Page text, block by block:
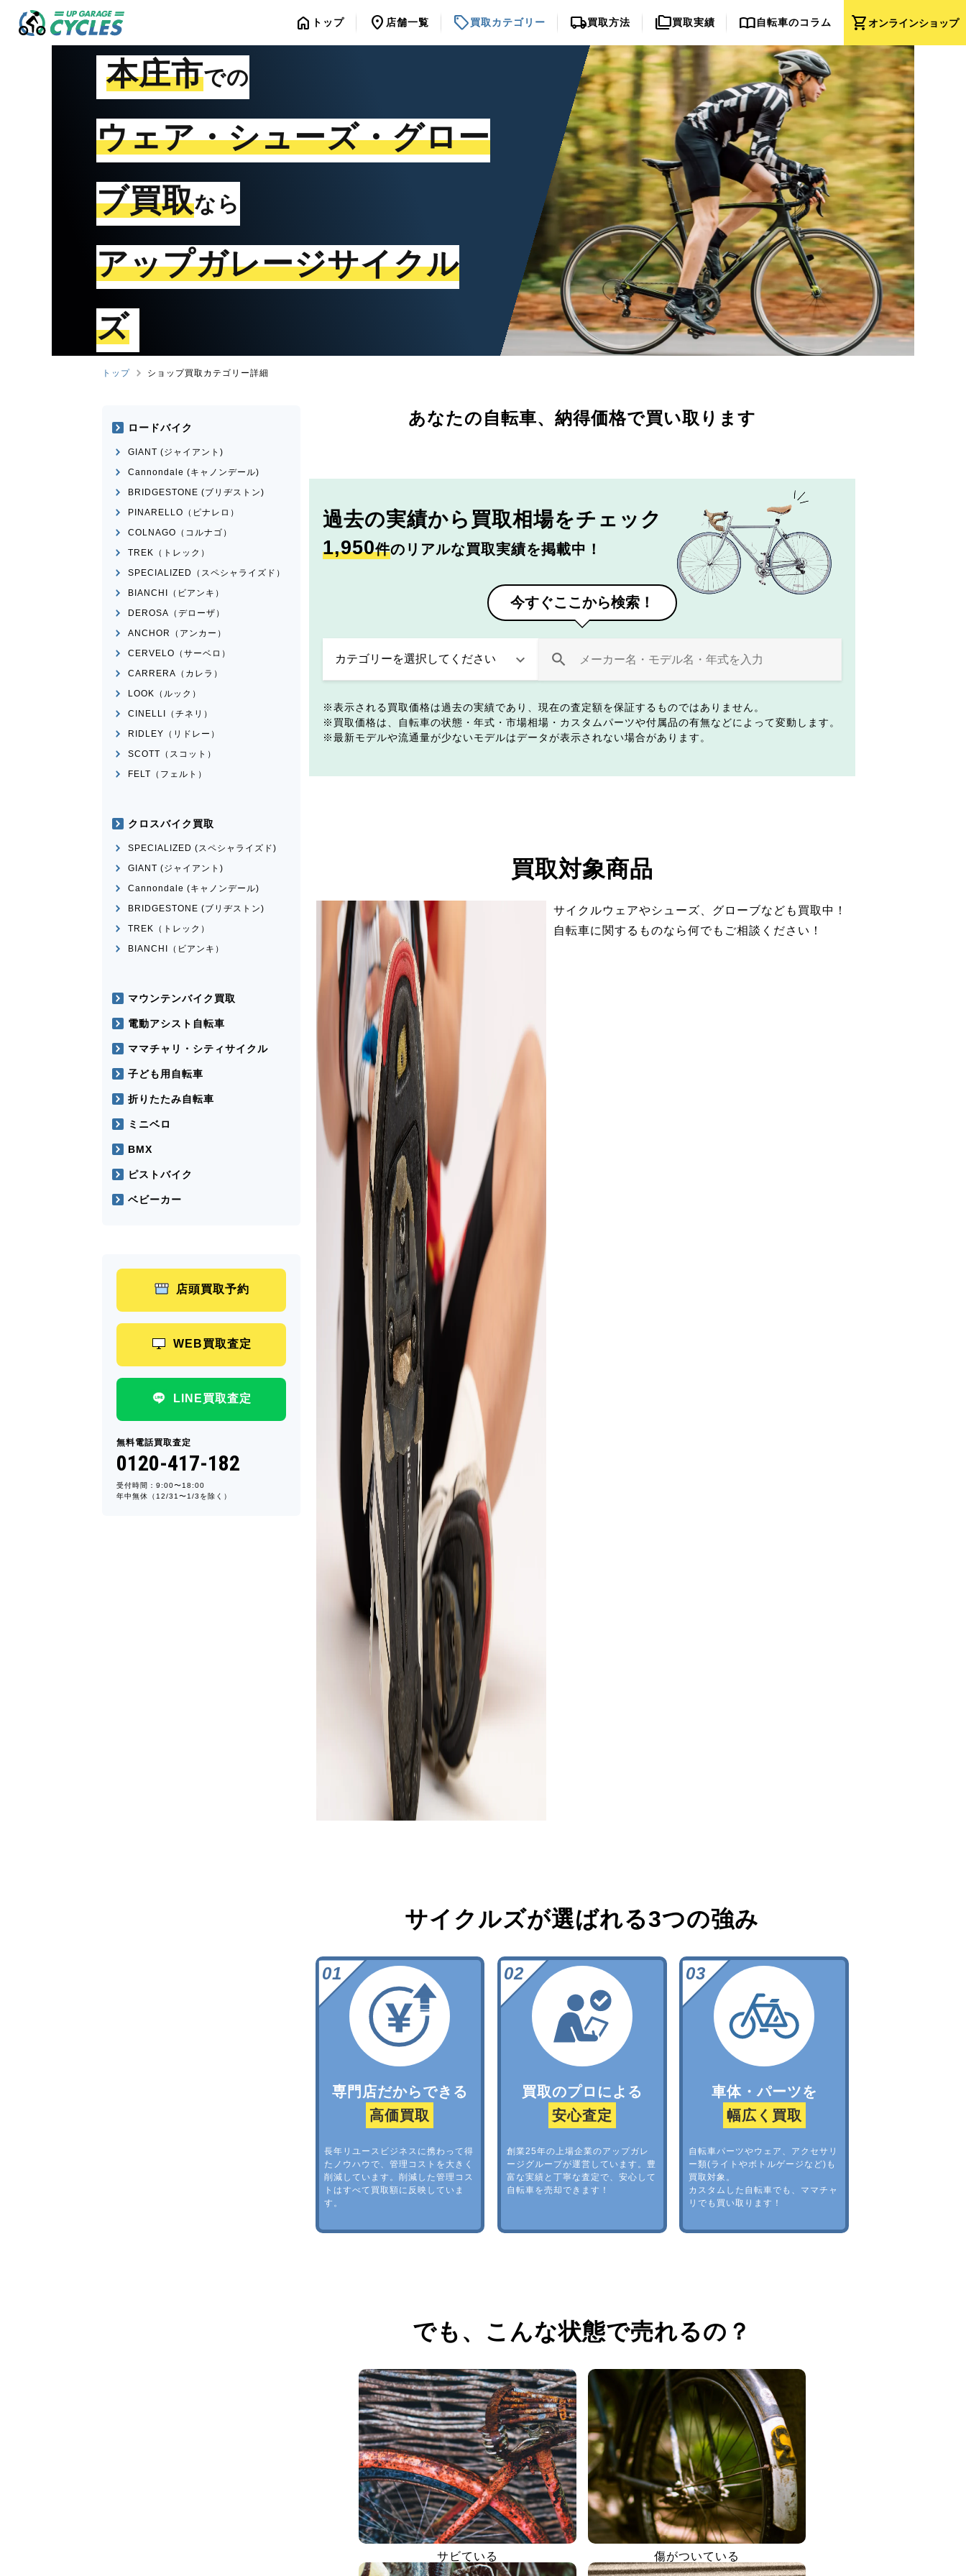
shopping_cartオンラインショップ
home トップ location_on 店舗一覧 sell買取カテゴリー local_shipping買取方法 folder_copy買取実績 import_contacts自転車のコラム
本庄市での
ウェア・シューズ・グロー
ブ買取なら
アップガレージサイクル
ズ
トップ ショップ買取カテゴリー詳細
あなたの自転車、 納得価格で買い取ります
過去の実績から 買取相場をチェック
1,950件のリアルな買取実績を掲載中！
今すぐここから検索！
表示される買取価格は過去の実績であり、現在の査定額を保証するものではありません。
買取価格は、自転車の状態・年式・市場相場・カスタムパーツや付属品の有無などによって変動します。
最新モデルや流通量が少ないモデルはデータが表示されない場合があります。
買取対象商品
サイクルウェアやシューズ、グローブなども買取中！
自転車に関するものなら何でもご相談ください！
サイクルズが選ばれる3つの強み
専門店だからできる
高価買取
長年リユースビジネスに携わって得
たノウハウで、管理コストを大きく
削減しています。削減した管理コス
トはすべて買取額に反映していま
す。
買取のプロによる
安心査定
創業25年の上場企業のアップガレ
ージグループが運営しています。豊
富な実績と丁寧な査定で、安心して
自転車を売却できます！
車体・パーツを
幅広く買取
自転車パーツやウェア、アクセサリ
ー類(ライトやボトルゲージなど)も
買取対象。
カスタムした自転車でも、ママチャ
リでも買い取ります！
でも、 こんな状態で売れるの？
サビている 傷がついている
ロードバイク
GIANT (ジャイアント)
Cannondale (キャノンデール)
BRIDGESTONE (ブリヂストン)
PINARELLO（ピナレロ）
COLNAGO（コルナゴ）
TREK（トレック）
SPECIALIZED（スペシャライズド）
BIANCHI（ビアンキ）
DEROSA（デローザ）
ANCHOR（アンカー）
CERVELO（サーベロ）
CARRERA（カレラ）
LOOK（ルック）
CINELLI（チネリ）
RIDLEY（リドレー）
SCOTT（スコット）
FELT（フェルト）
クロスバイク買取
SPECIALIZED (スペシャライズド)
GIANT (ジャイアント)
Cannondale (キャノンデール)
BRIDGESTONE (ブリヂストン)
TREK（トレック）
BIANCHI（ビアンキ）
マウンテンバイク買取
電動アシスト自転車
ママチャリ・シティサイクル
子ども用自転車
折りたたみ自転車
ミニベロ
BMX
ピストバイク
ベビーカー
店頭買取予約
WEB買取査定
LINE買取査定
無料電話買取査定
0120-417-182
受付時間：9:00〜18:00
年中無休（12/31〜1/3を除く）